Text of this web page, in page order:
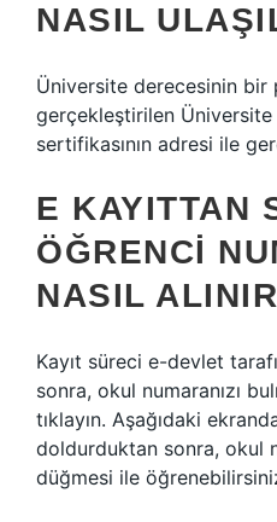
NASIL
Üniversite derecesinin bir
gerçekleştirilen
sertifikasının adresi ile
E KAYITTAN
ÖĞRENCI
NASIL
Kayıt süreci e-devlet
sonra, okul numaranızı
tıklayın. Aşağıdaki
doldurduktan sonra, okul
düğmesi ile